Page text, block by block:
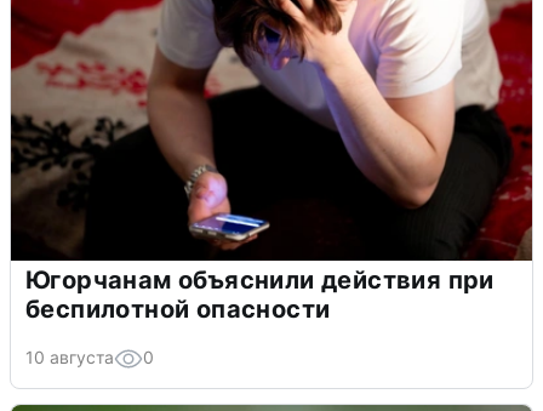
Югорчанам объяснили действия при
беспилотной опасности
10 августа 0